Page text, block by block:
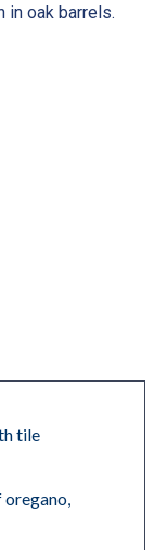
in oak barrels.
tile